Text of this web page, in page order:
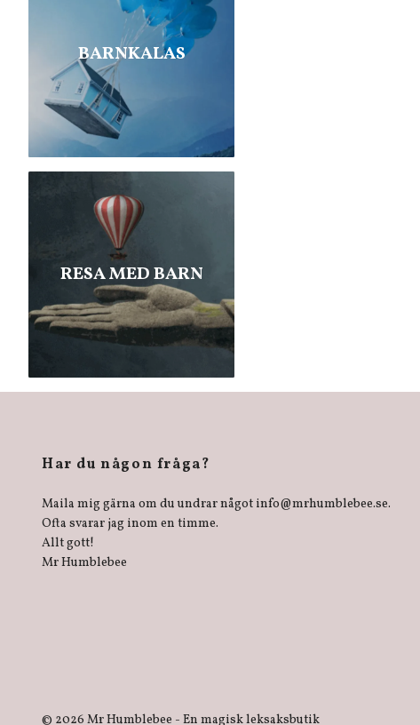
BARNKALAS
RESA MED BARN
Har du någon fråga?
Maila mig gärna om du undrar något info@mrhumblebee.se.
Ofta svarar jag inom en timme.
Allt gott!
Mr Humblebee
© 2026 Mr Humblebee - En magisk leksaksbutik